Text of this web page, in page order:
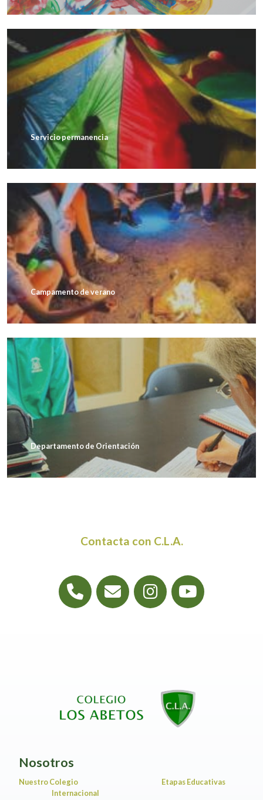
Servicio permanencia
Campamento de verano
Departamento de Orientación
Contacta con C.L.A.
Nosotros
Nuestro Colegio
Etapas Educativas
Internacional